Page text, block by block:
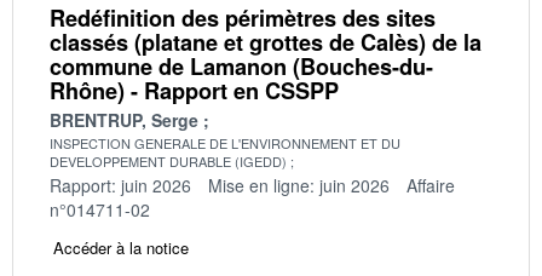
Redéfinition des périmètres des sites
classés (platane et grottes de Calès) de la
commune de Lamanon (Bouches-du-
Rhône) - Rapport en CSSPP
BRENTRUP, Serge
INSPECTION GENERALE DE L'ENVIRONNEMENT ET DU
DEVELOPPEMENT DURABLE (IGEDD)
Rapport: juin 2026 Mise en ligne: juin 2026
Affaire
n°014711-02
Accéder à la notice